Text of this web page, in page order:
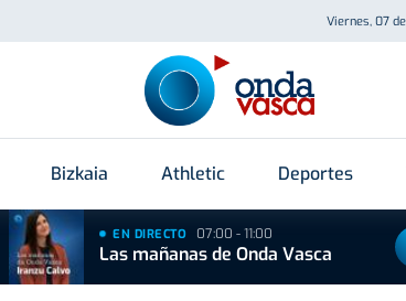
Viernes, 07
Bizkaia Athletic Deportes
EN DIRECTO 07:00 - 11:00
Las mañanas de Onda Vasca